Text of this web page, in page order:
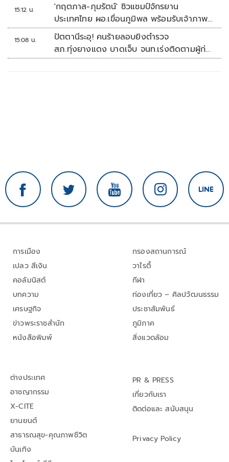
15:12 น.
'กฤตภาส-ภุมรัตน์' ซิวแชมป์จักรยาน
ประเทศไทย ผอ.เขื่อนภูมิพล พร้อมรับเจ้าภาพ
ต่อ ปี 2570
15:08 น.
ปัตตานีระอุ! คนร้ายลอบยิงตำรวจ
สภ.ทุ่งยางแดง บาดเจ็บ จนท.เร่งติดตามผู้ก่อ
เหตุ
การเมือง
เปลว สีเงิน
คอลัมนิสต์
บทความ
เศรษฐกิจ
ข่าวพระราชสำนัก
หนังสือพิมพ์
กรองสถานการณ์
วาไรตี้
กีฬา
ท่องเที่ยว – ศิลปวัฒนธรรม
ประชาสัมพันธ์
ภูมิภาค
สิ่งแวดล้อม
ต่างประเทศ
อาชญากรรม
X-CITE
ยานยนต์
สาธารณสุข-คุณภาพชีวิต
บันเทิง
PR & PRESS
เกี่ยวกับเรา
ติดต่อและ สนับสนุน
Privacy Policy